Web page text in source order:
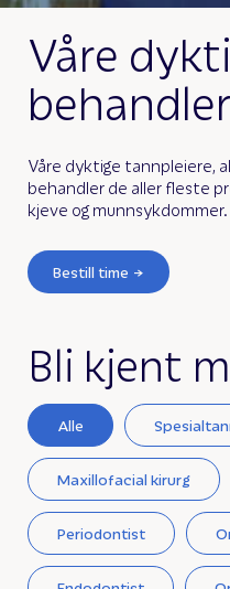
Våre
Våre dyktige tannpleiere,
behandler de aller fleste
kjeve og munnsykdommer.
Bestill time
Bli kjent
Alle
Maxillofacial kirurg
Periodontist